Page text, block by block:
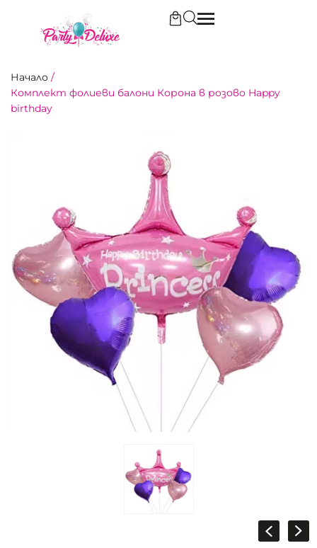
Начало /
Комплект фолиеви балони Корона в розово Happy
birthday